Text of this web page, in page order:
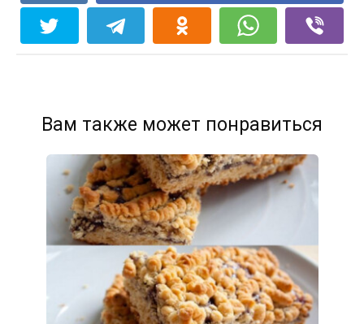
Вам также может понравиться